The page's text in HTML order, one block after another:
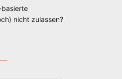
basierte
nicht zulassen?